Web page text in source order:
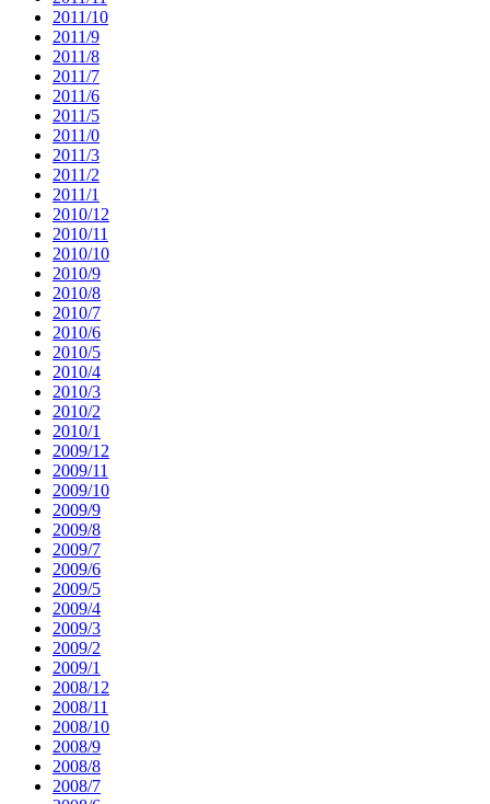
2011/10
2011/9
2011/8
2011/7
2011/6
2011/5
2011/0
2011/3
2011/2
2011/1
2010/12
2010/11
2010/10
2010/9
2010/8
2010/7
2010/6
2010/5
2010/4
2010/3
2010/2
2010/1
2009/12
2009/11
2009/10
2009/9
2009/8
2009/7
2009/6
2009/5
2009/4
2009/3
2009/2
2009/1
2008/12
2008/11
2008/10
2008/9
2008/8
2008/7